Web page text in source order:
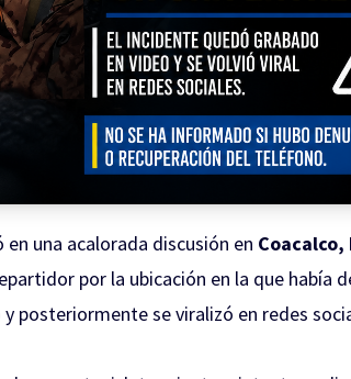
una acalorada discusión en
por la ubicación en la que había
posteriormente se viralizó en redes